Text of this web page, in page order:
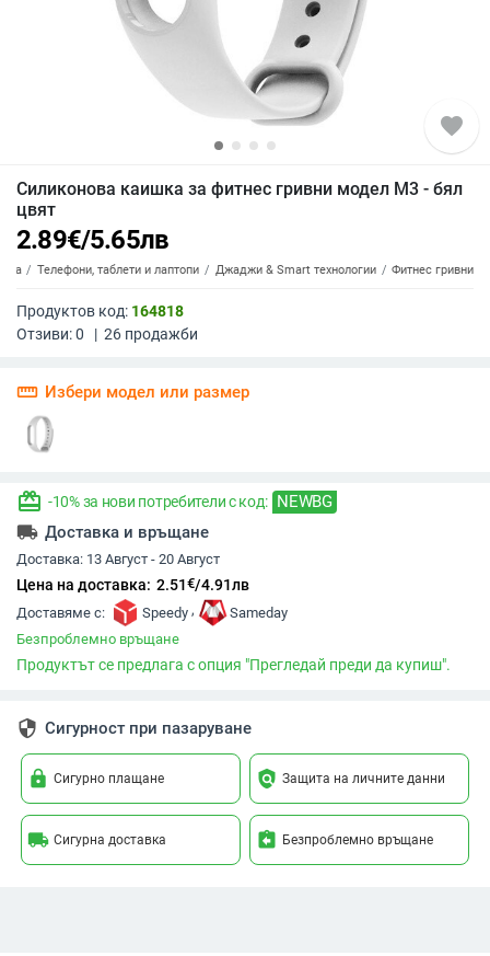
favorite
Силиконова каишка за фитнес гривни модел M3 - бял
цвят
2.89€/5.65лв
Телефони, таблети и лаптопи Джаджи & Smart технологии Фитнес гривни
Продуктов код: 164818
Отзиви:0 | 26 продажби
straighten Избери модел или размер
redeem -10% за нови потребители с код: NEWBG
local_shipping Доставка и връщане
Доставка: 13 Август - 20 Август
Цена на доставка: 2.51€/4.91лв
Доставяме с: Speedy ,
Sameday
Безпроблемно връщане
Продуктът се предлага с опция "Прегледай преди да купиш".
security Сигурност при пазаруване
lock Сигурно плащане policy Защита на личните данни
local_shipping Сигурна доставка assignment_return Безпроблемно връщане